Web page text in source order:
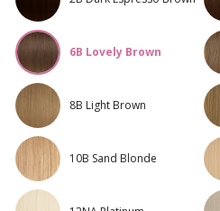
6B Lovely Brown
8B Light Brown
10B Sand Blonde